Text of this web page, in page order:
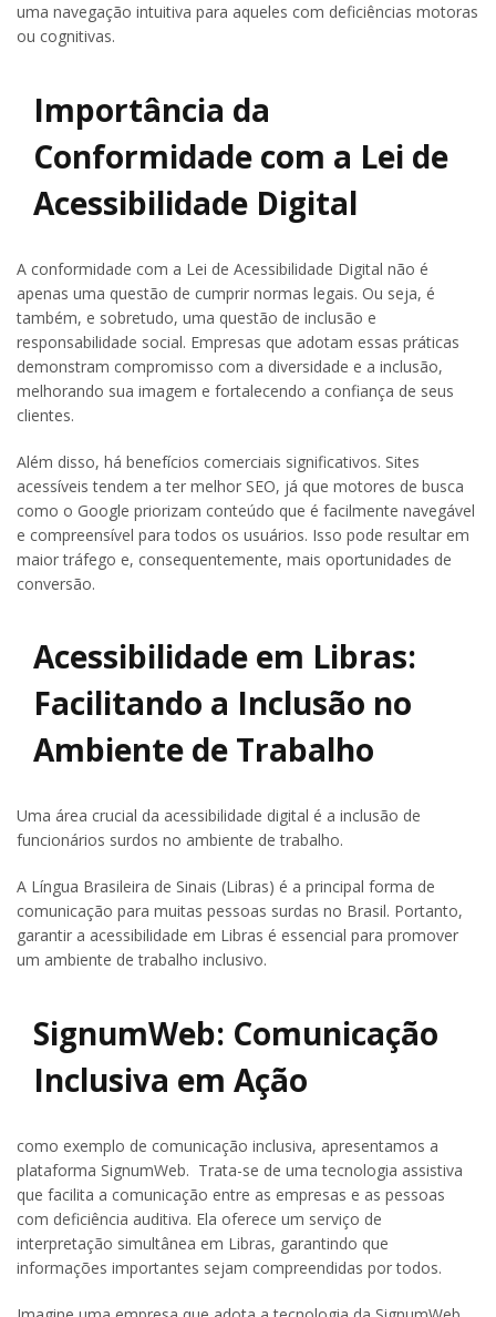
uma navegação intuitiva para aqueles com deficiências motoras
ou cognitivas.
Importância da
Conformidade com a Lei de
Acessibilidade Digital
A conformidade com a Lei de Acessibilidade Digital não é
apenas uma questão de cumprir normas legais. Ou seja, é
também, e sobretudo, uma questão de inclusão e
responsabilidade social. Empresas que adotam essas práticas
demonstram compromisso com a diversidade e a inclusão,
melhorando sua imagem e fortalecendo a confiança de seus
clientes.
Além disso, há benefícios comerciais significativos. Sites
acessíveis tendem a ter melhor SEO, já que motores de busca
como o Google priorizam conteúdo que é facilmente navegável
e compreensível para todos os usuários. Isso pode resultar em
maior tráfego e, consequentemente, mais oportunidades de
conversão.
Acessibilidade em Libras:
Facilitando a Inclusão no
Ambiente de Trabalho
Uma área crucial da acessibilidade digital é a inclusão de
funcionários surdos no ambiente de trabalho.
A Língua Brasileira de Sinais (Libras) é a principal forma de
comunicação para muitas pessoas surdas no Brasil. Portanto,
garantir a acessibilidade em Libras é essencial para promover
um ambiente de trabalho inclusivo.
SignumWeb: Comunicação
Inclusiva em Ação
como exemplo de comunicação inclusiva, apresentamos a
plataforma SignumWeb. Trata-se de uma tecnologia assistiva
que facilita a comunicação entre as empresas e as pessoas
com deficiência auditiva. Ela oferece um serviço de
interpretação simultânea em Libras, garantindo que
informações importantes sejam compreendidas por todos.